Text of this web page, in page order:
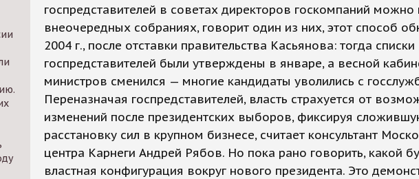
госпредставителей в советах директоров госкомпаний можно
внеочередных собраниях, говорит один из них, этот способ
2004 г., после отставки правительства Касьянова: тогда списки
госпредставителей были утверждены в январе, а весной
министров сменился — многие кандидаты уволились с
Переназначая госпредставителей, власть страхуется от
изменений после президентских выборов, фиксируя
расстановку сил в крупном бизнесе, считает консультант
центра Карнеги Андрей Рябов. Но пока рано говорить, какой
властная конфигурация вокруг нового президента. Это